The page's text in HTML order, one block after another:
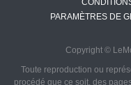
PARAMÈTRES DE
Copyright ©
Toute reproduction ou
procédé que ce soit, des